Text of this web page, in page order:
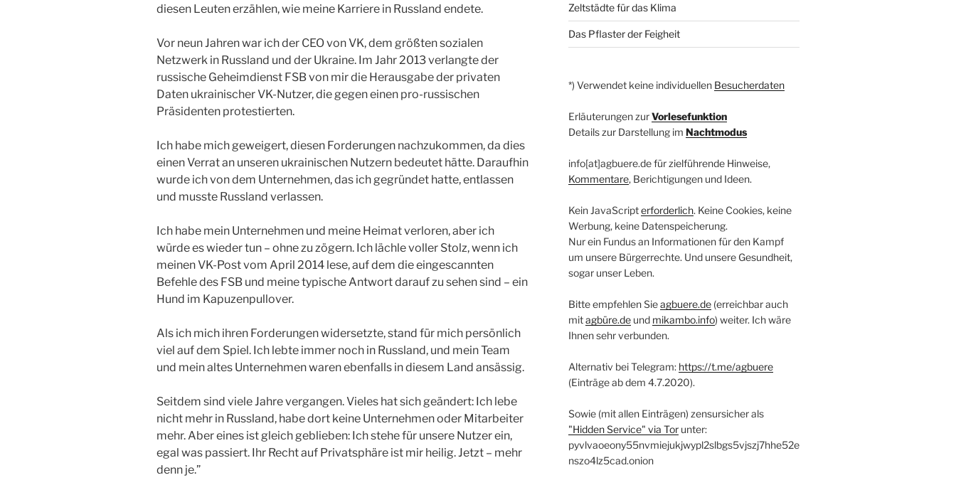
diesen Leuten erzählen, wie meine Karriere in Russland endete.
Vor neun Jahren war ich der CEO von VK, dem größten sozialen
Netzwerk in Russland und der Ukraine. Im Jahr 2013 verlangte der
russische Geheimdienst FSB von mir die Herausgabe der privaten
Daten ukrainischer VK-Nutzer, die gegen einen pro-russischen
Präsidenten protestierten.
Ich habe mich geweigert, diesen Forderungen nachzukommen, da dies
einen Verrat an unseren ukrainischen Nutzern bedeutet hätte. Daraufhin
wurde ich von dem Unternehmen, das ich gegründet hatte, entlassen
und musste Russland verlassen.
Ich habe mein Unternehmen und meine Heimat verloren, aber ich
würde es wieder tun – ohne zu zögern. Ich lächle voller Stolz, wenn ich
meinen VK-Post vom April 2014 lese, auf dem die eingescannten
Befehle des FSB und meine typische Antwort darauf zu sehen sind – ein
Hund im Kapuzenpullover.
Als ich mich ihren Forderungen widersetzte, stand für mich persönlich
viel auf dem Spiel. Ich lebte immer noch in Russland, und mein Team
und mein altes Unternehmen waren ebenfalls in diesem Land ansässig.
Seitdem sind viele Jahre vergangen. Vieles hat sich geändert: Ich lebe
nicht mehr in Russland, habe dort keine Unternehmen oder Mitarbeiter
mehr. Aber eines ist gleich geblieben: Ich stehe für unsere Nutzer ein,
egal was passiert. Ihr Recht auf Privatsphäre ist mir heilig. Jetzt – mehr
denn je.”
Zeltstädte für das Klima
Das Pflaster der Feigheit
*) Verwendet keine individuellen Besucherdaten
Erläuterungen zurVorlesefunktion
Details zur Darstellung im Nachtmodus
info[at]agbuere.de für zielführende Hinweise,
Kommentare, Berichtigungen und Ideen.
Kein JavaScripterforderlich. Keine Cookies, keine
Werbung, keine Datenspeicherung.
Nur ein Fundus an Informationen für den Kampf
um unsere Bürgerrechte. Und unsere Gesundheit,
sogar unser Leben.
Bitte empfehlen Sieagbuere.de(erreichbar auch
mitagbüre.deund mikambo.info) weiter. Ich wäre
Ihnen sehr verbunden.
Alternativ bei Telegram: https://t.me/agbuere
(Einträge ab dem 4.7.2020).
Sowie (mit allen Einträgen) zensursicher als
"Hidden Service" via Torunter:
pyvlvaoeony55nvmiejukjwypl2slbgs5vjszj7hhe52e
nszo4lz5cad.onion